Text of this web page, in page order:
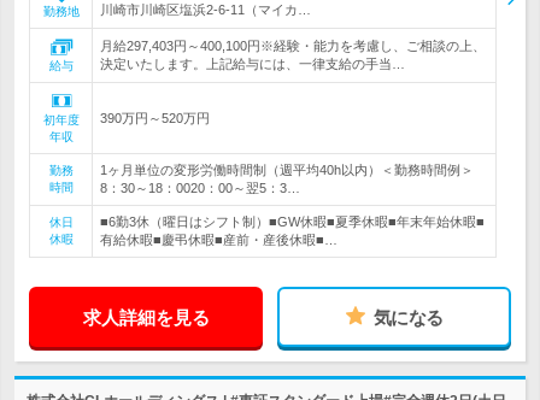
勤務地
川崎市川崎区塩浜2-6-11（マイカ…
給与
月給297,403円～400,100円※経験・能力を考慮し、ご相談の上、
決定いたします。上記給与には、一律支給の手当…
初年度
年収
390万円～520万円
勤務
時間
1ヶ月単位の変形労働時間制（週平均40h以内）＜勤務時間例＞
8：30～18：0020：00～翌5：3…
休日
休暇
■6勤3休（曜日はシフト制）■GW休暇■夏季休暇■年末年始休暇■
有給休暇■慶弔休暇■産前・産後休暇■…
求人詳細を見る 気になる